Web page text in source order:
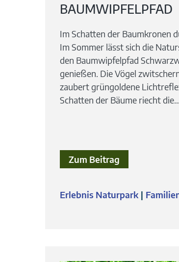
BAUMWIPFELPFAD
Im Schatten der Baumkronen
Im Sommer lässt sich die
den Baumwipfelpfad
genießen. Die Vögel
zaubert grüngoldene
Schatten der Bäume riecht die...
Zum Beitrag
Erlebnis Naturpark